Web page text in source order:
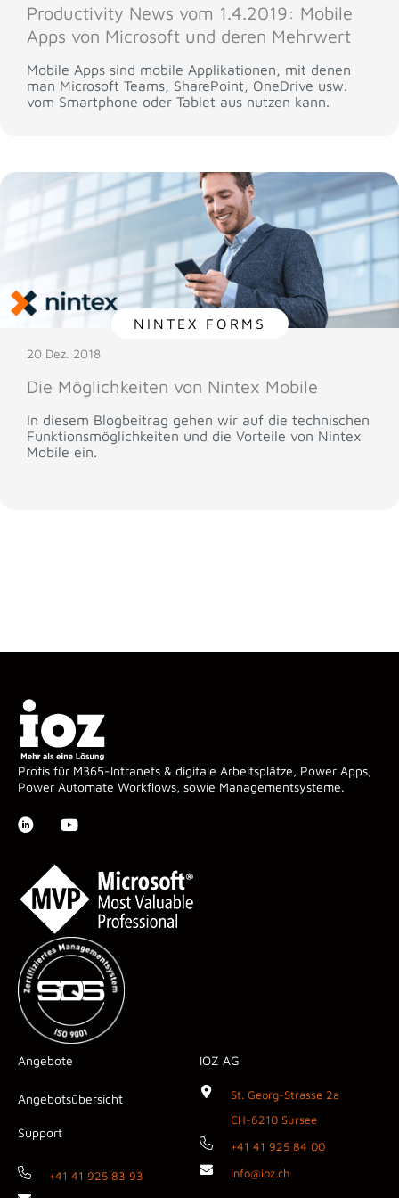
Productivity News vom 1.4.2019: Mobile
Apps von Microsoft und deren Mehrwert
Mobile Apps sind mobile Applikationen, mit denen
man Microsoft Teams, SharePoint, OneDrive usw.
vom Smartphone oder Tablet aus nutzen kann.
NINTEX FORMS
20 Dez. 2018
Die Möglichkeiten von Nintex Mobile
In diesem Blogbeitrag gehen wir auf die technischen
Funktionsmöglichkeiten und die Vorteile von Nintex
Mobile ein.
Profis für M365-Intranets & digitale Arbeitsplätze, Power Apps,
Power Automate Workflows, sowie Managementsysteme.
Angebote
Angebotsübersicht
Support
+41 41 925 83 93
IOZ AG
St. Georg-Strasse 2a
CH-6210 Sursee
+41 41 925 84 00
info@ioz.ch